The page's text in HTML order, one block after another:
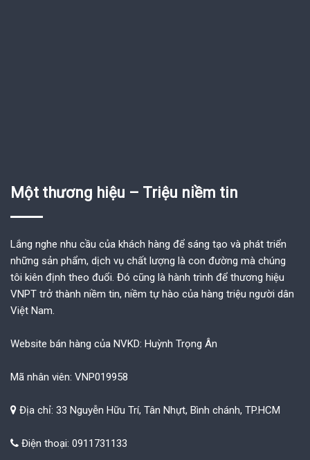
Một thương hiệu – Triệu niềm tin
Lắng nghe nhu cầu của khách hàng để sáng tạo và phát triển
những sản phẩm, dịch vụ chất lượng là con đường mà chúng
tôi kiên định theo đuổi. Đó cũng là hành trình để thương hiệu
VNPT trở thành niềm tin, niềm tự hào của hàng triệu người dân
Việt Nam.
Website bán hàng của NVKD: Huỳnh Trọng Ân
Mã nhân viên: VNP019958
Địa chỉ: 33 Nguyễn Hữu Trí, Tân Nhựt, Bình chánh, TP.HCM
Điện thoại: 0911731133